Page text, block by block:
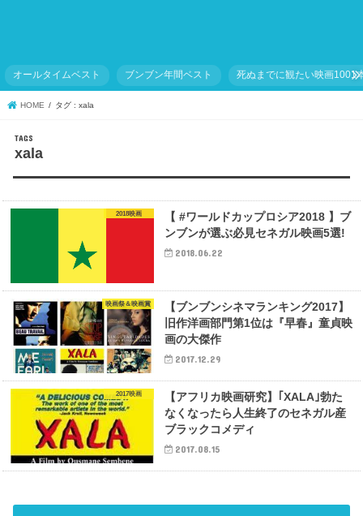
オールタイムベスト ブンブン年間ベスト 死ぬまでに観たい映画1001
HOME タグ : xala
xala
2018映画
【 #ワールドカップロシア2018 】ブ
ンブンが選ぶ必見セネガル映画5選!
2018.06.22
映画祭＆映画賞
【ブンブンシネマランキング2017】
旧作洋画部門第1位は『早春』童貞映
画の大傑作
2017.12.29
2017映画
【アフリカ映画研究】｢XALA｣勃た
なくなったら人生終了のセネガル産
ブラックコメディ
2017.08.15